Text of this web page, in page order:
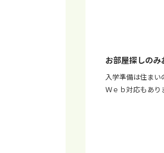
お部屋探しの
⼊学準備は住まい
Ｗｅｂ対応もあり